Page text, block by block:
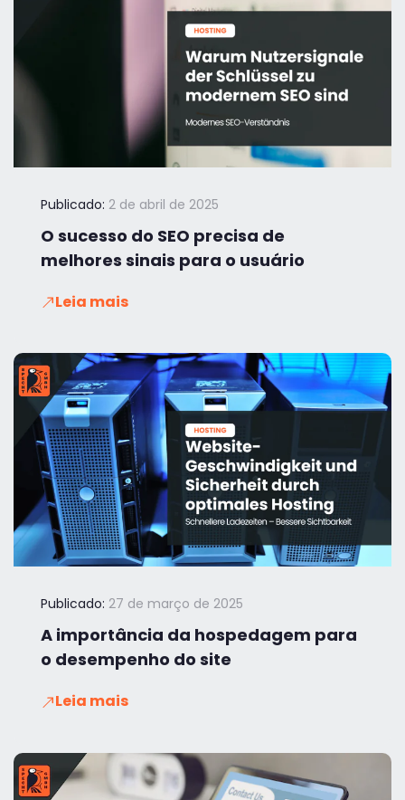
Publicado: 2 de abril de 2025
O sucesso do SEO precisa de
melhores sinais para o usuário
Leia mais
Publicado: 27 de março de 2025
A importância da hospedagem para
o desempenho do site
Leia mais